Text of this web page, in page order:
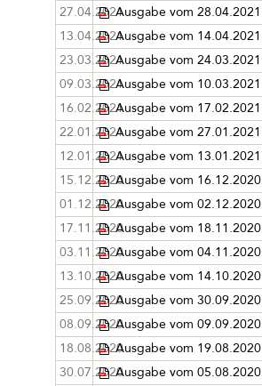
27.04.2021Ausgabe vom 28.04.2021
13.04.2021Ausgabe vom 14.04.2021
23.03.2021Ausgabe vom 24.03.2021
09.03.2021Ausgabe vom 10.03.2021
16.02.2021Ausgabe vom 17.02.2021
22.01.2021Ausgabe vom 27.01.2021
12.01.2021Ausgabe vom 13.01.2021
15.12.2020Ausgabe vom 16.12.2020
01.12.2020Ausgabe vom 02.12.2020
17.11.2020Ausgabe vom 18.11.2020
03.11.2020Ausgabe vom 04.11.2020
13.10.2020Ausgabe vom 14.10.2020
25.09.2020Ausgabe vom 30.09.2020
08.09.2020Ausgabe vom 09.09.2020
18.08.2020Ausgabe vom 19.08.2020
30.07.2020Ausgabe vom 05.08.2020